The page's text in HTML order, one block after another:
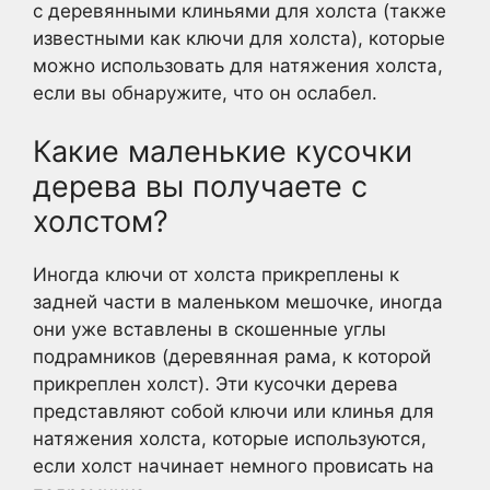
с деревянными клиньями для холста (также
известными как ключи для холста), которые
можно использовать для натяжения холста,
если вы обнаружите, что он ослабел.
Какие маленькие кусочки
дерева вы получаете с
холстом?
Иногда ключи от холста прикреплены к
задней части в маленьком мешочке, иногда
они уже вставлены в скошенные углы
подрамников (деревянная рама, к которой
прикреплен холст). Эти кусочки дерева
представляют собой ключи или клинья для
натяжения холста, которые используются,
если холст начинает немного провисать на